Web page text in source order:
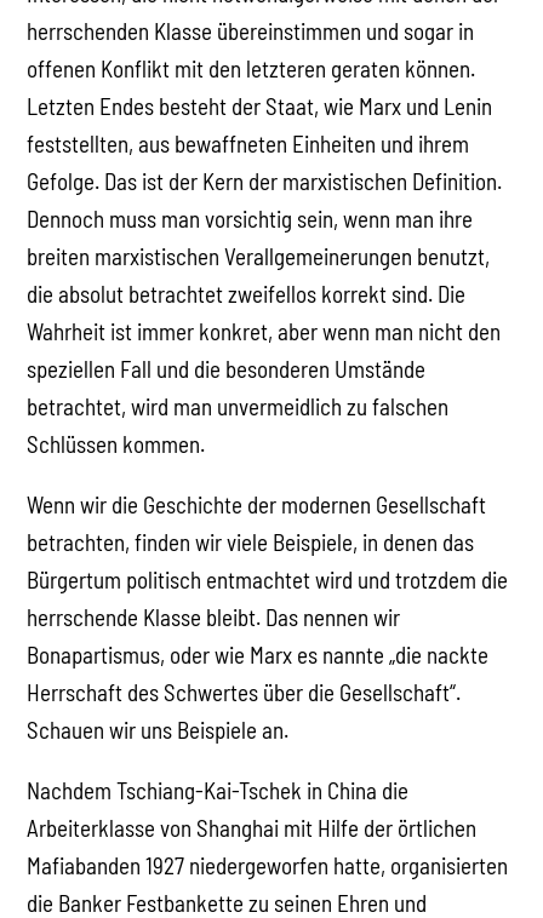
herrschenden Klasse übereinstimmen und sogar in
offenen Konflikt mit den letzteren geraten können.
Letzten Endes besteht der Staat, wie Marx und Lenin
feststellten, aus bewaffneten Einheiten und ihrem
Gefolge. Das ist der Kern der marxistischen Definition.
Dennoch muss man vorsichtig sein, wenn man ihre
breiten marxistischen Verallgemeinerungen benutzt,
die absolut betrachtet zweifellos korrekt sind. Die
Wahrheit ist immer konkret, aber wenn man nicht den
speziellen Fall und die besonderen Umstände
betrachtet, wird man unvermeidlich zu falschen
Schlüssen kommen.
Wenn wir die Geschichte der modernen Gesellschaft
betrachten, finden wir viele Beispiele, in denen das
Bürgertum politisch entmachtet wird und trotzdem die
herrschende Klasse bleibt. Das nennen wir
Bonapartismus, oder wie Marx es nannte „die nackte
Herrschaft des Schwertes über die Gesellschaft“.
Schauen wir uns Beispiele an.
Nachdem Tschiang-Kai-Tschek in China die
Arbeiterklasse von Shanghai mit Hilfe der örtlichen
Mafiabanden 1927 niedergeworfen hatte, organisierten
die Banker Festbankette zu seinen Ehren und